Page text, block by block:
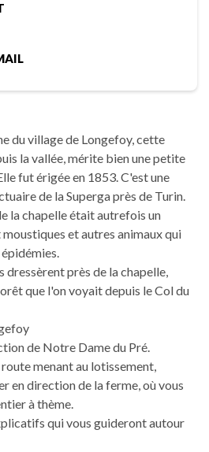
du village de Longefoy, cette
la vallée, mérite bien une petite
fut érigée en 1853. C'est une
de la Superga près de Turin.
la chapelle était autrefois un
et autres animaux qui
dressèrent près de la chapelle,
que l'on voyait depuis le Col du
de Notre Dame du Pré.
menant au lotissement,
en direction de la ferme, où vous
à thème.
qui vous guideront autour